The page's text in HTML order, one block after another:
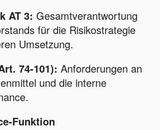
AT 3: Gesamtverantwortung
für die Risikostrategie
Umsetzung.
74-101): Anforderungen an
und die interne
Funktion